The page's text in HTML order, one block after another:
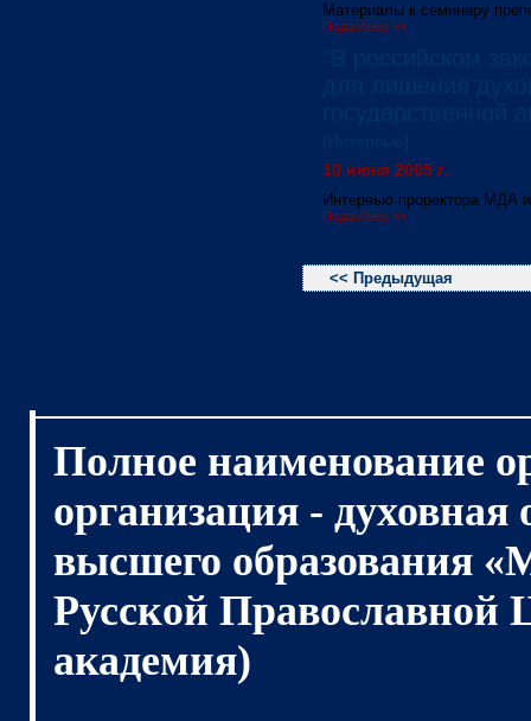
Материалы к семинару
Подробнее >>
10 июня 2005 г.
Интервью проректора МДА
Подробнее >>
<< Предыдущая
Полное наименование
организация - духовная
высшего образования
Русской Православной
академия)